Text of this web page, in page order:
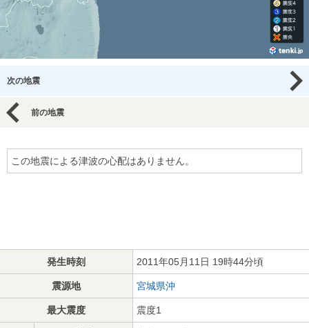
次の地震
前の地震
この地震による津波の心配はありません。
発生時刻 2011年05月11日 19時44分頃
震源地 宮城県沖
最大震度 震度1